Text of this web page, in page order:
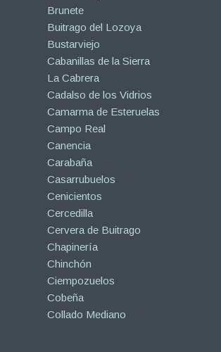
Brunete
Buitrago del Lozoya
Bustarviejo
Cabanillas de la Sierra
La Cabrera
Cadalso de los Vidrios
Camarma de Esteruelas
Campo Real
Canencia
Carabaña
Casarrubuelos
Cenicientos
Cercedilla
Cervera de Buitrago
Chapinería
Chinchón
Ciempozuelos
Cobeña
Collado Mediano